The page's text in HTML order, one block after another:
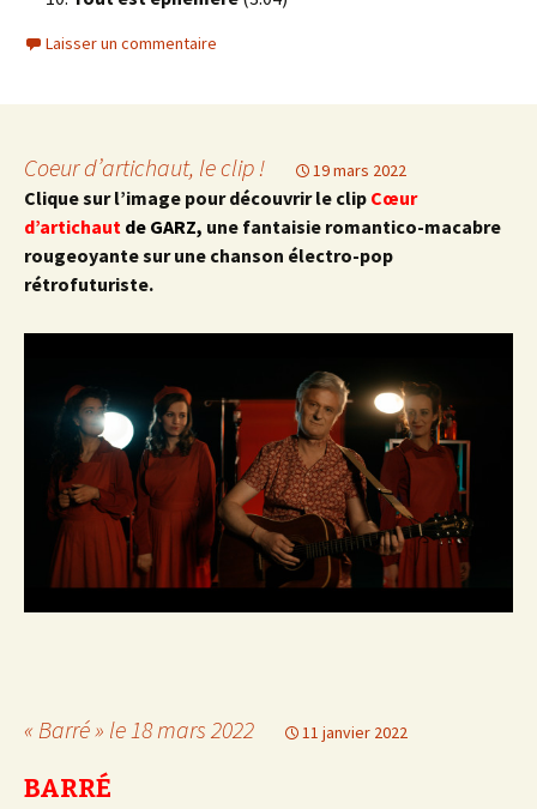
Laisser un commentaire
Coeur d’artichaut, le clip ! 19 mars 2022
Clique sur l’image pour découvrir le clip Cœur
d’artichaut de GARZ, une fantaisie romantico-macabre
rougeoyante sur une chanson électro-pop
rétrofuturiste.
« Barré » le 18 mars 2022 11 janvier 2022
BARRÉ